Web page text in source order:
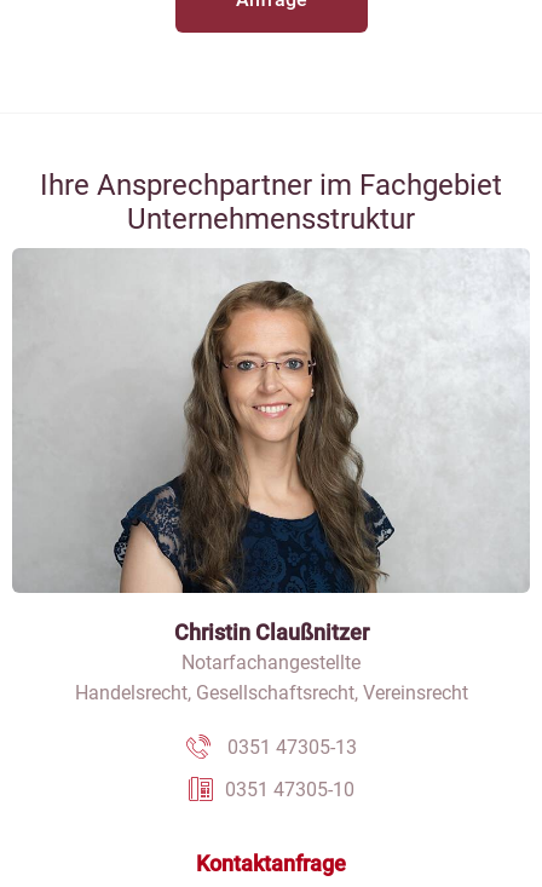
Ihre Ansprechpartner im Fachgebiet
Unternehmensstruktur
Christin Claußnitzer
Notarfachangestellte
Handelsrecht, Gesellschaftsrecht, Vereinsrecht
0351 47305-13
0351 47305-10
Kontaktanfrage